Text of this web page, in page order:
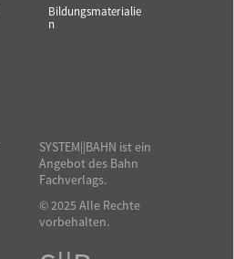
Bildungsmaterialie
n
SYSTEM||BAHN ist ein
Angebot des Bahn
Fachverlags.
© 2025 Alle Rechte
vorbehalten.